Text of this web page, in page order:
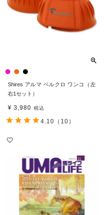
Shires アルマ ベルクロ ワンコ（左
右1セット）
¥ 3,980 税込
4.10 （10）